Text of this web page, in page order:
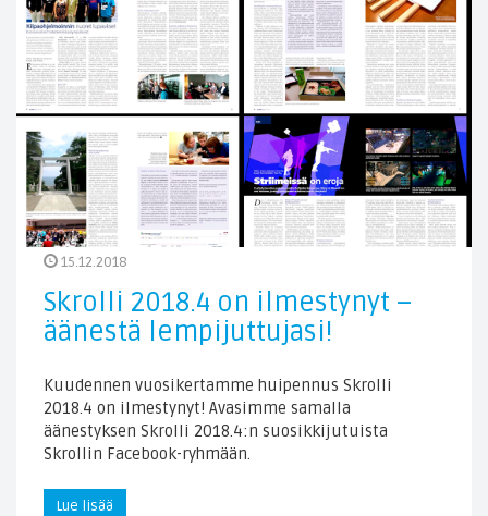
15.12.2018
Skrolli 2018.4 on ilmestynyt –
äänestä lempijuttujasi!
Kuudennen vuosikertamme huipennus Skrolli
2018.4 on ilmestynyt! Avasimme samalla
äänestyksen Skrolli 2018.4:n suosikkijutuista
Skrollin Facebook-ryhmään.
Lue lisää